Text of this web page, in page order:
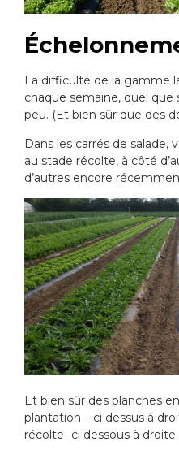
La difficulté de la gamme
chaque semaine, quel
peu. (Et bien sûr que des
Dans les carrés de salade,
au stade récolte, à côté
d’autres encore
Et bien sûr des planches
plantation – ci dessus à
récolte -ci dessous à droite.